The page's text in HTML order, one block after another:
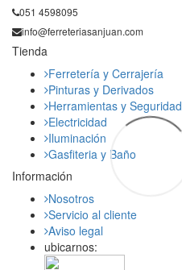
051 4598095
info@ferreteriasanjuan.com
Tienda
Ferretería y Cerrajería
Pinturas y Derivados
Herramientas y Seguridad
Electricidad
Iluminación
Gasfiteria y Baño
Información
Nosotros
Servicio al cliente
Aviso legal
ubicarnos: